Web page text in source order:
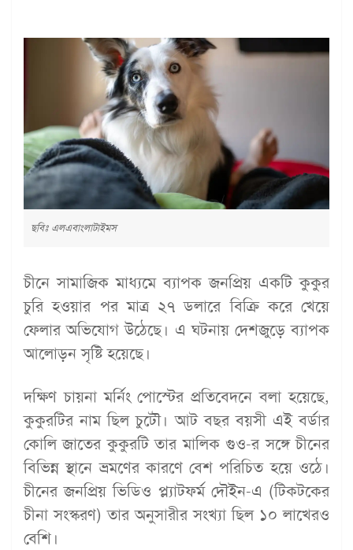
ছবিঃ এলএবাংলাটাইমস
চীনে সামাজিক মাধ্যমে ব্যাপক জনপ্রিয় একটি কুকুর
চুরি হওয়ার পর মাত্র ২৭ ডলারে বিক্রি করে খেয়ে
ফেলার অভিযোগ উঠেছে। এ ঘটনায় দেশজুড়ে ব্যাপক
আলোড়ন সৃষ্টি হয়েছে।
দক্ষিণ চায়না মর্নিং পোস্টের প্রতিবেদনে বলা হয়েছে,
কুকুরটির নাম ছিল চুটৌ। আট বছর বয়সী এই বর্ডার
কোলি জাতের কুকুরটি তার মালিক গুও-র সঙ্গে চীনের
বিভিন্ন স্থানে ভ্রমণের কারণে বেশ পরিচিত হয়ে ওঠে।
চীনের জনপ্রিয় ভিডিও প্ল্যাটফর্ম দৌইন-এ (টিকটকের
চীনা সংস্করণ) তার অনুসারীর সংখ্যা ছিল ১০ লাখেরও
বেশি।